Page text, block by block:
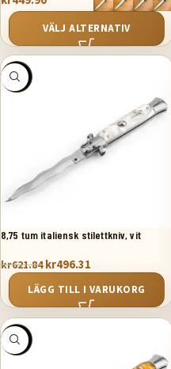
VÄLJ ALTERNATIV
SALE
8,75 tum italiensk stilettkniv, vit
kr621.84 kr496.31
LÄGG TILL I VARUKORG
SALE